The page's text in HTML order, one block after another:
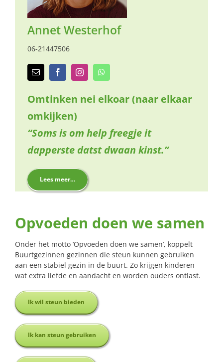
Annet Westerhof
06-21447506
Omtinken nei elkoar(naar elkaar
omkijken)
“Soms is om help freegje it
dapperste datst dwaan kinst.”
Lees meer…
Opvoeden doen we samen
Onder het motto ‘Opvoeden doen we samen’, koppelt
Buurtgezinnen gezinnen die steun kunnen gebruiken
aan een stabiel gezin in de buurt. Zo krijgen kinderen
wat extra liefde en aandacht en worden ouders ontlast.
Ik wil steun bieden
Ik kan steun gebruiken